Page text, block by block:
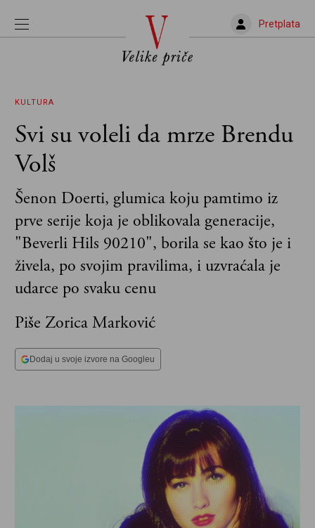
Pretplata
KULTURA
Svi su voleli da mrze Brendu
Volš
Šenon Doerti, glumica koju pamtimo iz
prve serije koja je oblikovala generacije,
"Beverli Hils 90210", borila se kao što je i
živela, po svojim pravilima, i uzvraćala je
udarce po svaku cenu
Piše Zorica Marković
Dodaj u svoje izvore na Googleu